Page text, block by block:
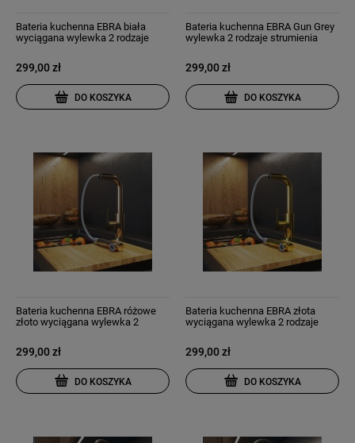
Bateria kuchenna EBRA biała
wyciągana wylewka 2 rodzaje
299,00 zł
DO KOSZYKA
Bateria kuchenna EBRA Gun Grey
wylewka 2 rodzaje strumienia
299,00 zł
DO KOSZYKA
Bateria kuchenna EBRA różowe
złoto wyciągana wylewka 2
299,00 zł
DO KOSZYKA
Bateria kuchenna EBRA złota
wyciągana wylewka 2 rodzaje
299,00 zł
DO KOSZYKA